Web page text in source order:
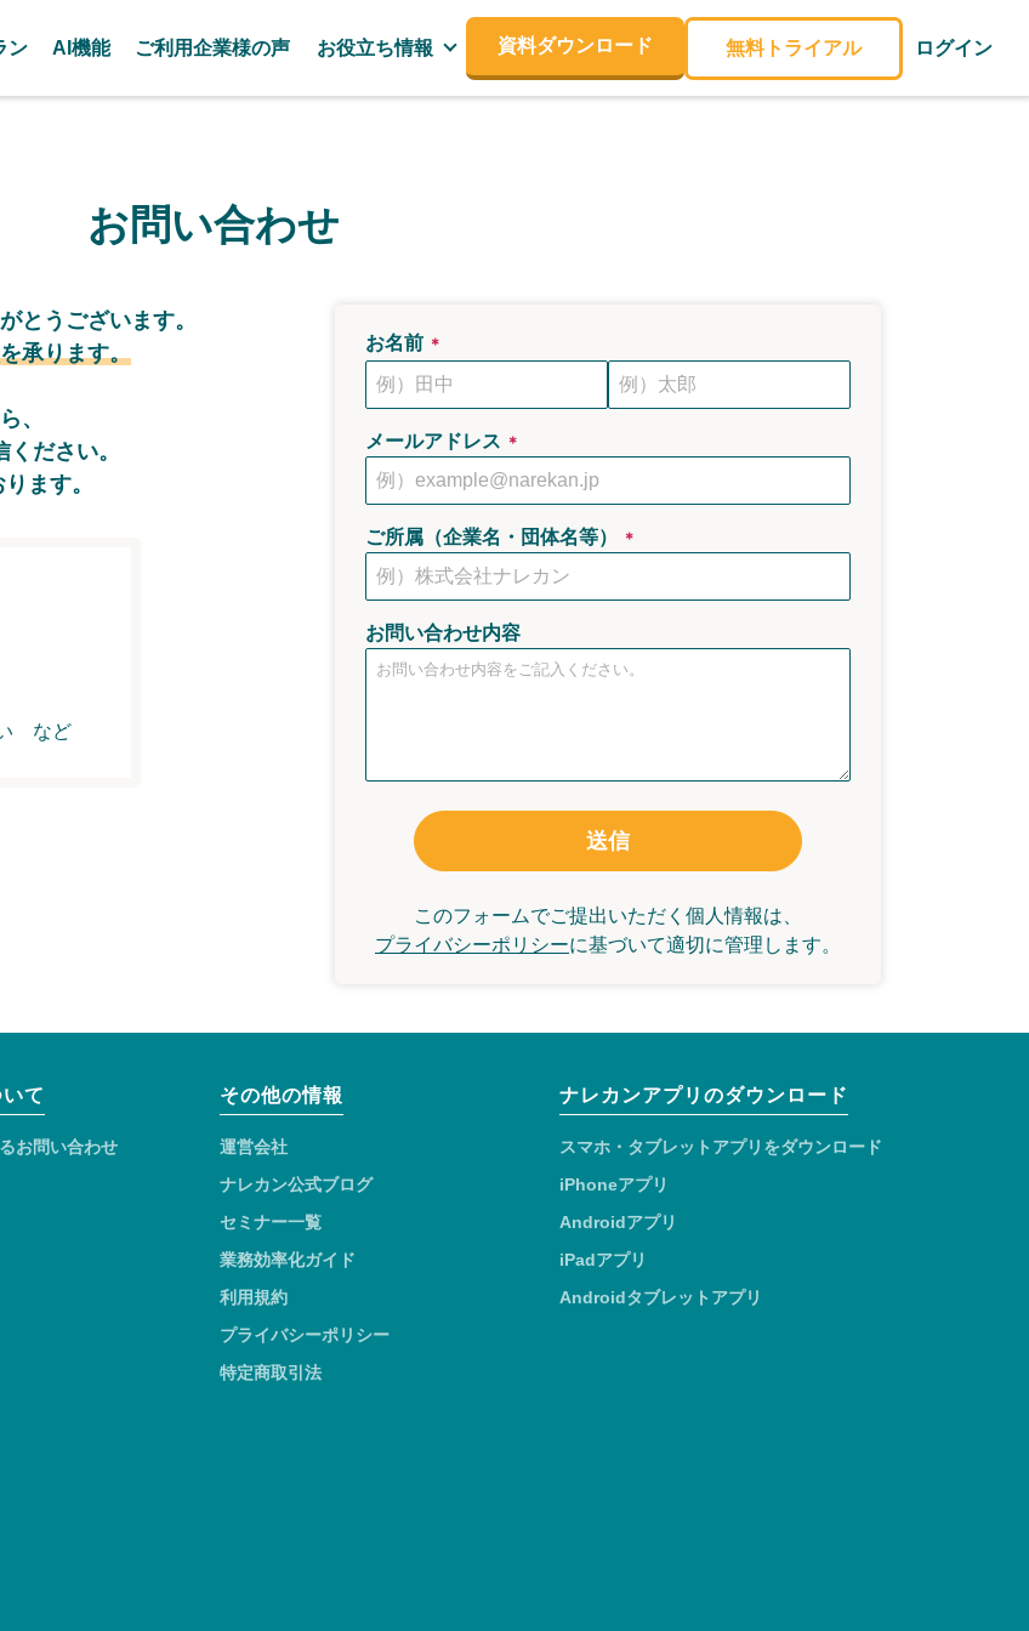
ン AI機能 ご利用企業様の声 お役立ち情報 資料ダウンロード 無料トライアル ログイン
お問い合わせ
とうございます。
承ります。
、
ださい。
ます。
など
お名前 ＊
メールアドレス ＊
ご所属（企業名・団体名等） ＊
お問い合わせ内容
送信
このフォームでご提出いただく個人情報は、
プライバシーポリシーに基づいて適切に管理します。
て
お問い合わせ
その他の情報
運営会社
ナレカン公式ブログ
セミナー一覧
業務効率化ガイド
利用規約
プライバシーポリシー
特定商取引法
ナレカンアプリのダウンロード
スマホ・タブレットアプリをダウンロード
iPhoneアプリ
Androidアプリ
iPadアプリ
Androidタブレットアプリ